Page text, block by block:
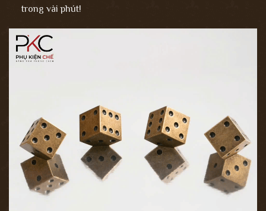
trong vài phút!